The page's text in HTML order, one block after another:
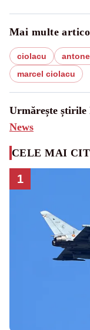
Mai multe
ciolacu
marcel ciolacu
Urmărește știrile
News
CELE MAI
1